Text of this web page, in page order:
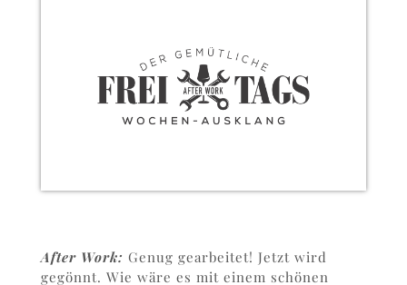
After Work: Genug gearbeitet! Jetzt wird
gegönnt. Wie wäre es mit einem schönen